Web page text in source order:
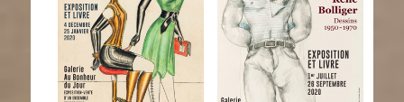
4 déc 2019 - 25 janv
2020
1er juillet au 26 sept
2020